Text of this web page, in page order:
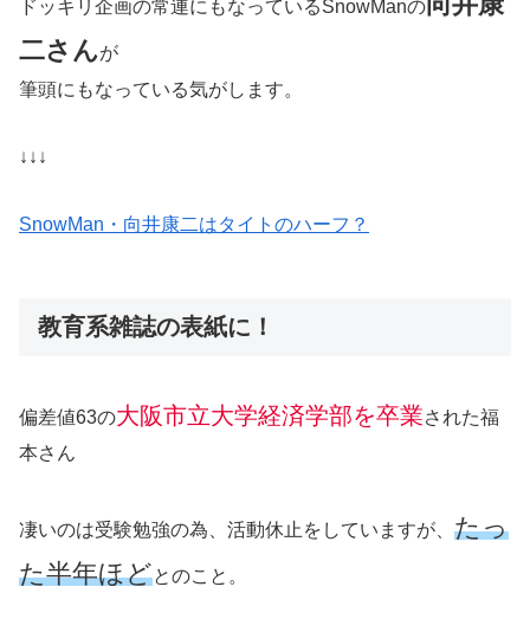
ドッキリ企画の常連にもなっているSnowManの
二さんが
筆頭にもなっている気がします。
↓↓↓
SnowMan・向井康二はタイトのハーフ？
教育系雑誌の表紙に！
偏差値63の大阪市立大学経済学部を卒業された福
本さん
凄いのは受験勉強の為、活動休止をしていますが、 たっ
た半年ほどとのこと。